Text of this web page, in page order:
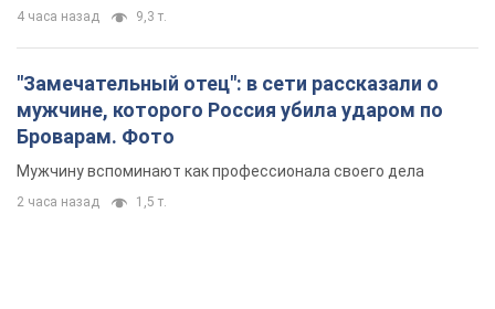
4 часа назад 9,3 т.
"Замечательный отец": в сети рассказали о
мужчине, которого Россия убила ударом по
Броварам. Фото
Мужчину вспоминают как профессионала своего дела
2 часа назад 1,5 т.